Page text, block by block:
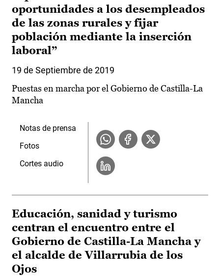
oportunidades a los desempleados
de las zonas rurales y fijar
población mediante la inserción
laboral”
19 de Septiembre de 2019
Puestas en marcha por el Gobierno de Castilla-La
Mancha
Notas de prensa
Fotos
Cortes audio
Educación, sanidad y turismo
centran el encuentro entre el
Gobierno de Castilla-La Mancha y
el alcalde de Villarrubia de los
Ojos